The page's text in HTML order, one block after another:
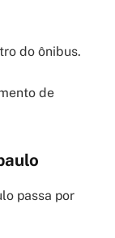
do ônibus.
de
passa por